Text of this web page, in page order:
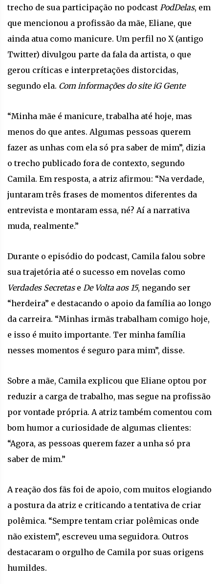
trecho de sua participação no podcast PodDelas, em
que mencionou a profissão da mãe, Eliane, que
ainda atua como manicure. Um perfil no X (antigo
Twitter) divulgou parte da fala da artista, o que
gerou críticas e interpretações distorcidas,
segundo ela. Com informações do site iG Gente
“Minha mãe é manicure, trabalha até hoje, mas
menos do que antes. Algumas pessoas querem
fazer as unhas com ela só pra saber de mim”, dizia
o trecho publicado fora de contexto, segundo
Camila. Em resposta, a atriz afirmou: “Na verdade,
juntaram três frases de momentos diferentes da
entrevista e montaram essa, né? Aí a narrativa
muda, realmente.”
Durante o episódio do podcast, Camila falou sobre
sua trajetória até o sucesso em novelas como
Verdades Secretase De Volta aos 15, negando ser
“herdeira” e destacando o apoio da família ao longo
da carreira. “Minhas irmãs trabalham comigo hoje,
e isso é muito importante. Ter minha família
nesses momentos é seguro para mim”, disse.
Sobre a mãe, Camila explicou que Eliane optou por
reduzir a carga de trabalho, mas segue na profissão
por vontade própria. A atriz também comentou com
bom humor a curiosidade de algumas clientes:
“Agora, as pessoas querem fazer a unha só pra
saber de mim.”
A reação dos fãs foi de apoio, com muitos elogiando
a postura da atriz e criticando a tentativa de criar
polêmica. “Sempre tentam criar polêmicas onde
não existem”, escreveu uma seguidora. Outros
destacaram o orgulho de Camila por suas origens
humildes.